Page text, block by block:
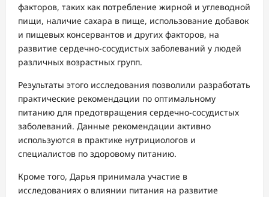
факторов, таких как потребление жирной и углеводной
пищи, наличие сахара в пище, использование добавок
и пищевых консервантов и других факторов, на
развитие сердечно-сосудистых заболеваний у людей
различных возрастных групп.
Результаты этого исследования позволили разработать
практические рекомендации по оптимальному
питанию для предотвращения сердечно-сосудистых
заболеваний. Данные рекомендации активно
используются в практике нутрициологов и
специалистов по здоровому питанию.
Кроме того, Дарья принимала участие в
исследованиях о влиянии питания на развитие